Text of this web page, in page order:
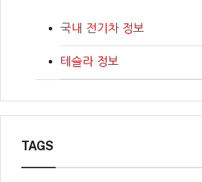
국내 전기차 정보
테슬라 정보
TAGS